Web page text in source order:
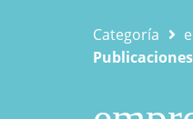
Categoría